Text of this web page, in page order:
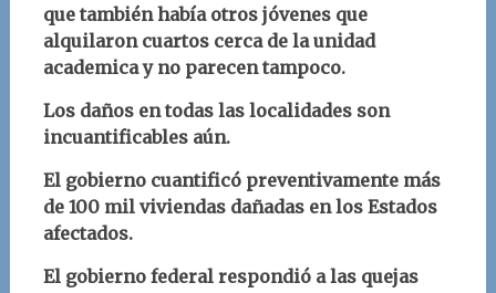
que también había otros jóvenes que
alquilaron cuartos cerca de la unidad
academica y no parecen tampoco.
Los daños en todas las localidades son
incuantificables aún.
El gobierno cuantificó preventivamente más
de 100 mil viviendas dañadas en los Estados
afectados.
El gobierno federal respondió a las quejas